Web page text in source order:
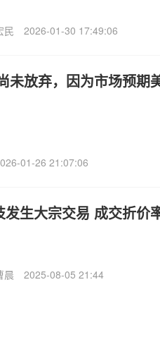
民 2026-01-30 17:49:06
未放弃，因为市场预期
01-26 21:07:06
生大宗交易 成交折价
晨 2025-08-05 21:44